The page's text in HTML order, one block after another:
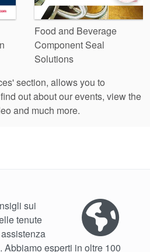
Food and Beverage
Component Seal
Solutions
section, allows you to
out about our events, view the
and much more.
sui
tenute
esperti in oltre 100